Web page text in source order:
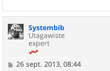
Systembib
Utagawiste
expert
M
26 sept. 2013, 08:44